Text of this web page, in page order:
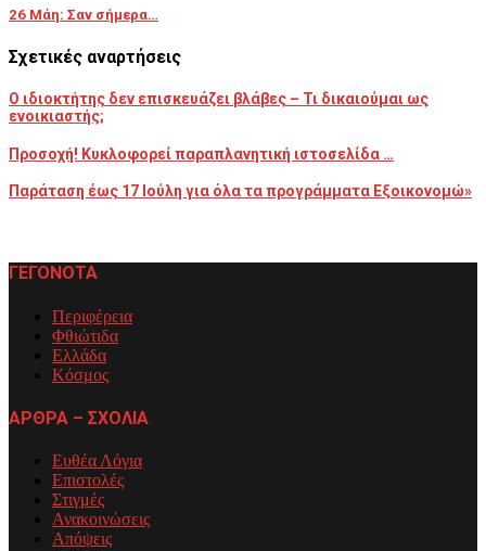
26 Μάη: Σαν σήμερα…
Σχετικές αναρτήσεις
Ο ιδιοκτήτης δεν επισκευάζει βλάβες – Τι δικαιούμαι ως
ενοικιαστής;
Προσοχή! Κυκλοφορεί παραπλανητική ιστοσελίδα …
Παράταση έως 17 Ιούλη για όλα τα προγράμματα Εξοικονομώ»
ΓΕΓΟΝΟΤΑ
Περιφέρεια
Φθιώτιδα
Ελλάδα
Κόσμος
ΑΡΘΡΑ – ΣΧΟΛΙΑ
Ευθέα Λόγια
Επιστολές
Στιγμές
Ανακοινώσεις
Απόψεις